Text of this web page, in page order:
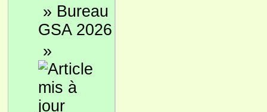
» Bureau
GSA 2026
»